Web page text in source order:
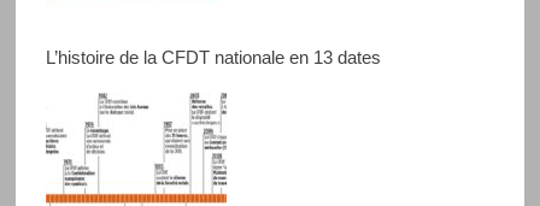
L’histoire de la CFDT nationale en 13 dates